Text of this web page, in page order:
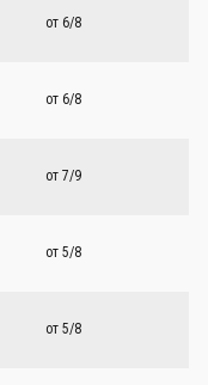
от 6/8
от 6/8
от 7/9
от 5/8
от 5/8